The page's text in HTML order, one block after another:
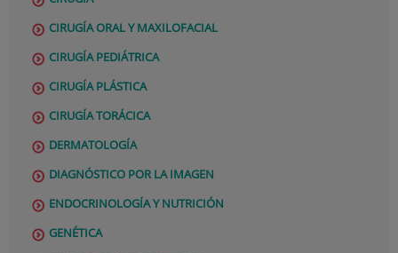
CIRUGÍA ORAL Y MAXILOFACIAL
CIRUGÍA PEDIÁTRICA
CIRUGÍA PLÁSTICA
CIRUGÍA TORÁCICA
DERMATOLOGÍA
DIAGNÓSTICO POR LA IMAGEN
ENDOCRINOLOGÍA Y NUTRICIÓN
GENÉTICA